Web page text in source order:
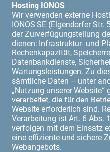
Hosting IONOS
Wir verwenden externe
IONOS SE (Elgendorfer
der Zurverfügungstellung
dienen: Infrastruktur- und
Rechenkapazität,
Datenbankdienste,
Wartungsleistungen. Zu
sämtliche Daten – unter
„Nutzung unserer
verarbeitet, die für den
Website erforderlich sind.
Verarbeitung ist Art. 6 Abs.
verfolgen mit dem Einsatz
eine effiziente und sichere
Webangebots.